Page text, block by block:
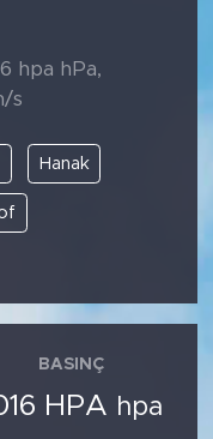
hpa hPa,
s
Hanak
BASINÇ
HPA hpa